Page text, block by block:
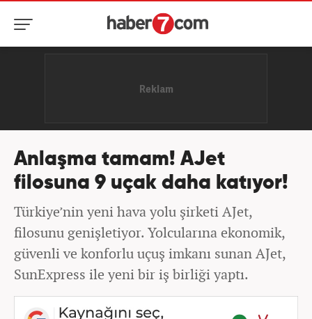
Anlaşma tamam! AJet
filosuna 9 uçak daha katıyor!
Türkiye’nin yeni hava yolu şirketi AJet,
filosunu genişletiyor. Yolcularına ekonomik,
güvenli ve konforlu uçuş imkanı sunan AJet,
SunExpress ile yeni bir iş birliği yaptı.